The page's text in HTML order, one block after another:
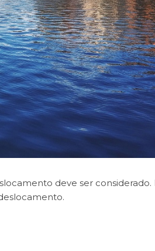
deve ser considerado.